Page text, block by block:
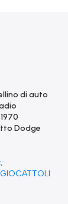
di auto
Dodge
,
GIOCATTOLI